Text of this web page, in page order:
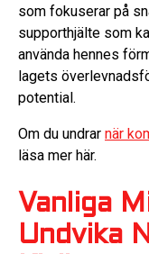
som fokuserar på
supporthjälte som
använda hennes
lagets
potential.
Om du undrar när
läsa mer här.
Vanliga
Undvika